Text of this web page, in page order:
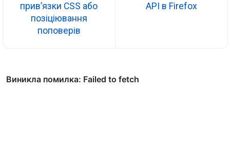
прив’язки CSS або
позіціювання
поповерів
API в Firefox